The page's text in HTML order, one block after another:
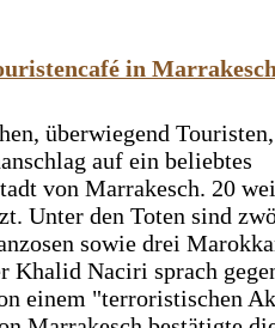
in
überwiegend
auf ein beliebtes
von Marrakesch. 20
Unter den Toten sind
sowie drei
Khalid Naciri sprach
einem "terroristischen